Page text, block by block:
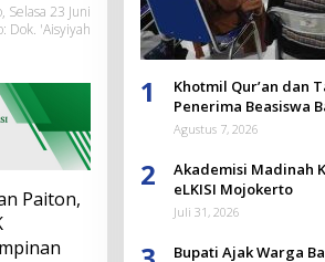
Selasa 23 Juni
Dok. 'Aisyiyah
Paiton,
1
Khotmil Qur’an dan
Penerima Beasiswa
Agustus 7, 2026
2
Akademisi Madinah
eLKISI Mojokerto
Juli 31, 2026
Bupati Ajak Warga